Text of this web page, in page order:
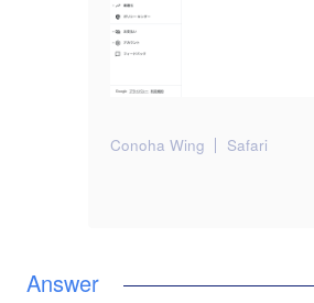
Conoha Wing Safari